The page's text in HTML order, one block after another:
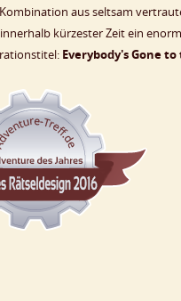
aus seltsam
kürzester Zeit ein
Everybody's Gone